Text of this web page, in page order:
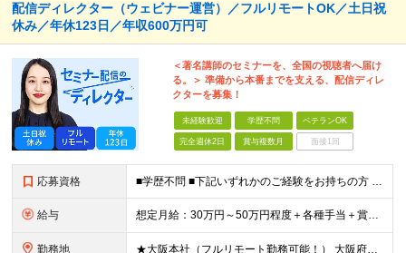
配信ディレクター（ウェビナー運営）／フルリモートOK／土日祝
休み／年休123日／年収600万円可
＜著名講師のセミナーを、全国の視聴者へ届け
る。＞ 準備から本番までを支える、配信ディレ
クターを募集！
未経験歓迎 学歴不問 ベテランOK
完全週休2日 賞与複数月 面接1回
応募資格 ■学歴不問 ■下記いずれかのご経験をお持ちの方 ・配信業務の実務経験（OBS運用など） ・Web番組、動画、TV、ウェビナー等のディレクション経験 ・何らかの企画運営経験をお持ちの方 （Premier
給与 想定月給：30万円～50万円程度＋各種手当＋賞与年2回 ※想定年収：400万円～600万円 ※経験・能力等考慮の上、規定により優遇 ※上記月給には固定残業代を含みます。固定残業代は、時間外労働の有無に
勤務地 ★大阪本社（フルリモート勤務可能！） 大阪府大阪市北区梅田2丁目5番6号 桜橋八千代ビル9階 ★新オフィスへ移転予定！駅直結ビルです♪ （移転後の住所） 大阪府大阪市中央区安土町3丁目5-13 本町ガ